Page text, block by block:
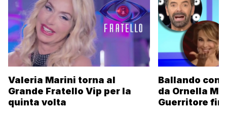
Valeria Marini torna al
Grande Fratello Vip per la
quinta volta
Ballando con
da Ornella
Guerritore